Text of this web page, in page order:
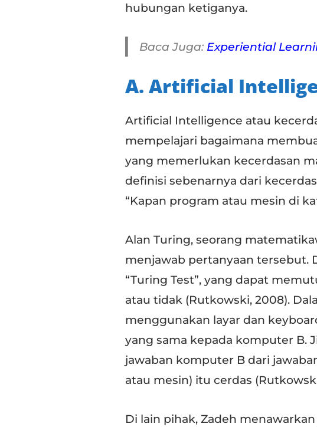
hubungan ketiganya.
Baca Juga: Experiential
A. Artificial
Artificial Intelligence atau
mempelajari bagaimana
yang memerlukan kecerdasan
definisi sebenarnya dari
“Kapan program atau mesin di
Alan Turing, seorang
menjawab pertanyaan tersebut.
“Turing Test”, yang dapat
atau tidak (Rutkowski, 2008).
menggunakan layar dan
yang sama kepada komputer B.
jawaban komputer B dari
atau mesin) itu cerdas
Di lain pihak, Zadeh